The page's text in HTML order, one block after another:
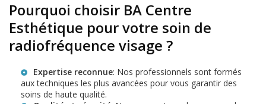
Pourquoi choisir BA Centre
Esthétique pour votre soin de
radiofréquence visage ?
Expertise reconnue: Nos professionnels sont formés
aux techniques les plus avancées pour vous garantir des
soins de haute qualité.